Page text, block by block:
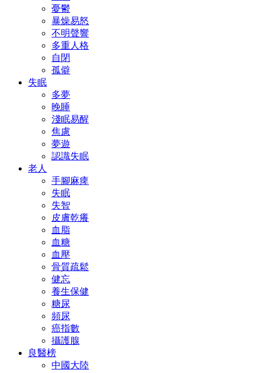
憂鬱
暴燥易怒
不明聲響
多重人格
自閉
孤僻
失眠
多夢
晚睡
淺眠易醒
焦慮
夢遊
認識失眠
老人
手腳麻痺
失眠
失智
皮膚乾癢
血脂
血糖
血壓
骨質疏鬆
健忘
養生保健
糖尿
頻尿
癌指數
攝護腺
良醫榜
中國大陸